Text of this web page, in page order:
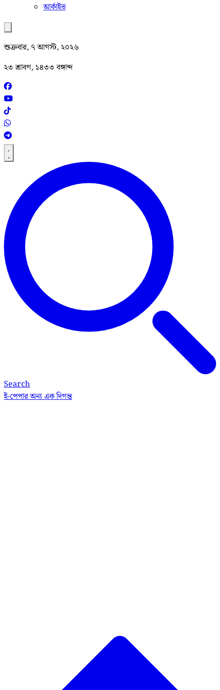
আর্কাইভ
শুক্রবার, ৭ আগস্ট, ২০২৬
২৩ শ্রাবণ, ১৪৩৩ বঙ্গাব্দ
Search
ই-পেপারঅন্য এক দিগন্ত